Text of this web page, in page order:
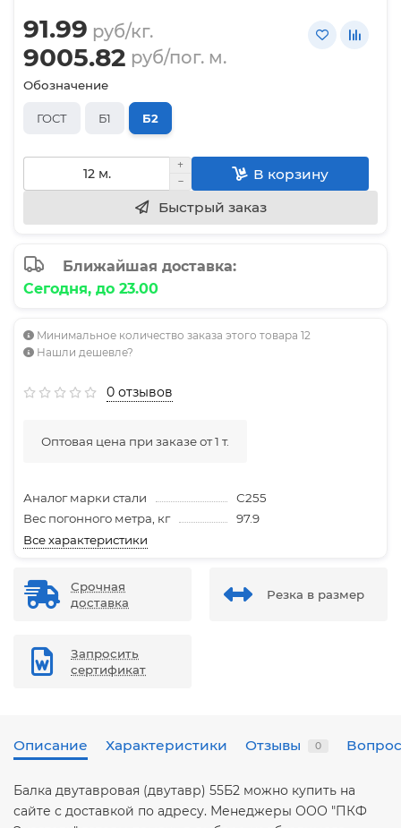
91.99 руб/кг.
9005.82 руб/пог. м.
Обозначение
ГОСТ Б1 Б2
В корзину
Быстрый заказ
Ближайшая доставка:
Сегодня, до 23.00
Минимальное количество заказа этого товара 12
Нашли дешевле?
0 отзывов
Оптовая цена при заказе от 1 т.
Аналог марки стали
С255
Вес погонного метра, кг
97.9
Все характеристики
Срочная
доставка
Резка в размер
Запросить
сертификат
Описание Характеристики Отзывы 0
Балка двутавровая (двутавр) 55Б2 можно купить на
сайте с доставкой по адресу. Менеджеры ООО "ПКФ